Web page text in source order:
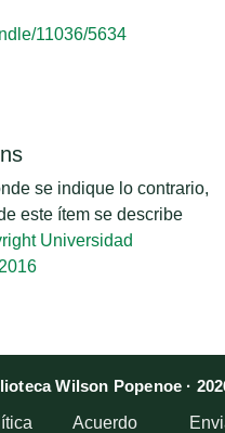
11036/5634
se indique lo contrario,
este ítem se describe
Universidad
Wilson Popenoe ·
Acuerdo